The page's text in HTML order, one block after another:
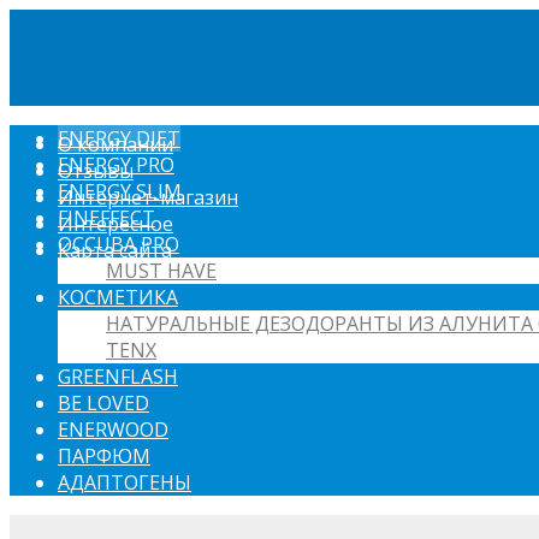
О компании
Отзывы
Интернет-магазин
Интересное
Карта сайта
ENERGY DIET
ENERGY PRO
ENERGY SLIM
FINEFFECT
OCCUBA PRO
MUST HAVE
КОСМЕТИКА
НАТУРАЛЬНЫЕ ДЕЗОДОРАНТЫ ИЗ АЛУНИТА
TENX
GREENFLASH
BE LOVED
ENERWOOD
ПАРФЮМ
АДАПТОГЕНЫ